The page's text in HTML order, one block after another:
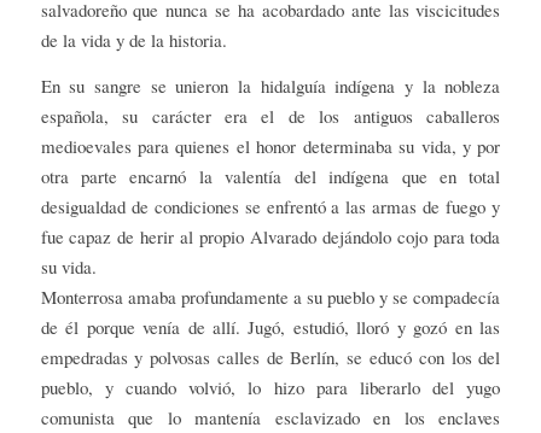
salvadoreño que nunca se ha acobardado ante las viscicitudes
de la vida y de la historia.
En su sangre se unieron la hidalguía indígena y la nobleza
española, su carácter era el de los antiguos caballeros
medioevales para quienes el honor determinaba su vida, y por
otra parte encarnó la valentía del indígena que en total
desigualdad de condiciones se enfrentó a las armas de fuego y
fue capaz de herir al propio Alvarado dejándolo cojo para toda
su vida.
Monterrosa amaba profundamente a su pueblo y se compadecía
de él porque venía de allí. Jugó, estudió, lloró y gozó en las
empedradas y polvosas calles de Berlín, se educó con los del
pueblo, y cuando volvió, lo hizo para liberarlo del yugo
comunista que lo mantenía esclavizado en los enclaves